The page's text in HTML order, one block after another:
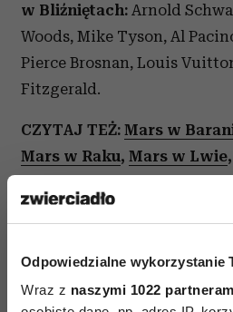
Odpowiedzialne wykorzystanie
Wraz z naszymi 1022
w Bliźniętach: Arnold
Woods, Mike Tyson, Al
Pierce Brosnan, Louis
Fitzgerald.
CZYTAJ TEŻ: Mars w
Mars w Raku, Mars w Lwie,
w Strzelcu,Mars w
jest nasz Animus, czyli